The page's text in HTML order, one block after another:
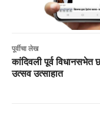
पूर्वीचा लेख
कांदिवली पूर्व विधानसभेत
उत्सव उत्साहात